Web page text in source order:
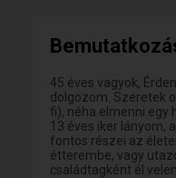
45 éves vagyok,
dolgozom. Szeretek
fi), néha elmenni egy
13 éves iker lányom,
fontos részei az
étterembe, vagy
családtagként él